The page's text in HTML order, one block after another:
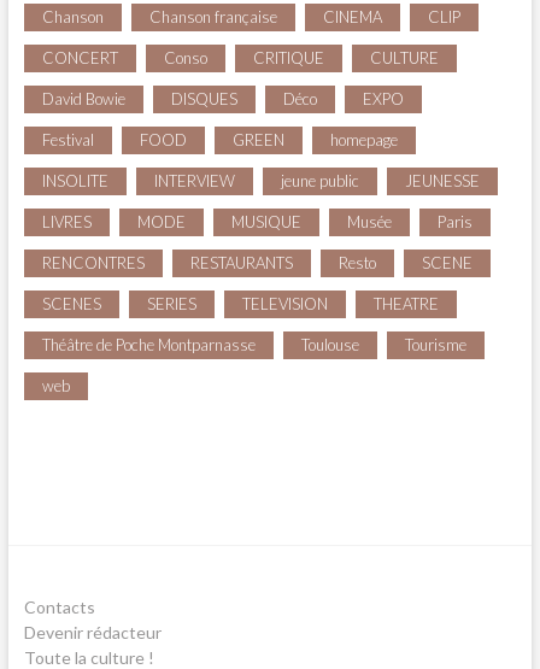
Chanson Chanson française CINEMA CLIP
CONCERT Conso CRITIQUE CULTURE
David Bowie DISQUES Déco EXPO
Festival FOOD GREEN homepage
INSOLITE INTERVIEW jeune public JEUNESSE
LIVRES MODE MUSIQUE Musée Paris
RENCONTRES RESTAURANTS Resto SCENE
SCENES SERIES TELEVISION THEATRE
Théâtre de Poche Montparnasse Toulouse Tourisme
web
Contacts
Devenir rédacteur
Toute la culture !